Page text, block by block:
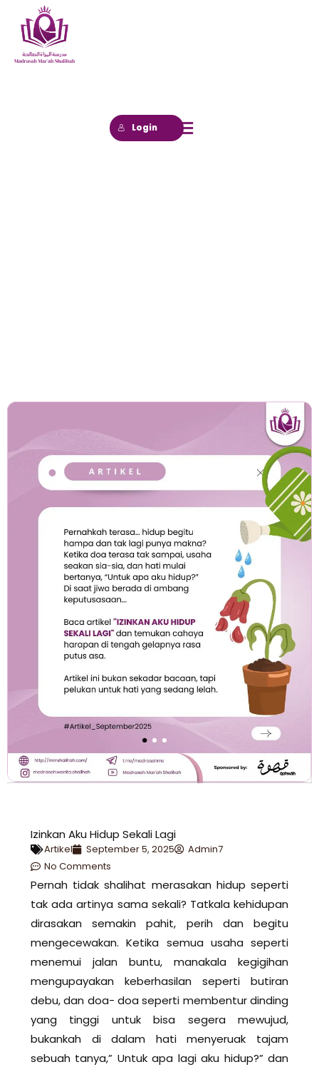
Login
Izinkan Aku Hidup Sekali Lagi
Artikel September 5, 2025
Admin7
No Comments
Pernah tidak shalihat merasakan hidup seperti
tak ada artinya sama sekali? Tatkala kehidupan
dirasakan semakin pahit, perih dan begitu
mengecewakan. Ketika semua usaha seperti
menemui jalan buntu, manakala kegigihan
mengupayakan keberhasilan seperti butiran
debu, dan doa- doa seperti membentur dinding
yang tinggi untuk bisa segera mewujud,
bukankah di dalam hati menyeruak tajam
sebuah tanya,” Untuk apa lagi aku hidup?” dan